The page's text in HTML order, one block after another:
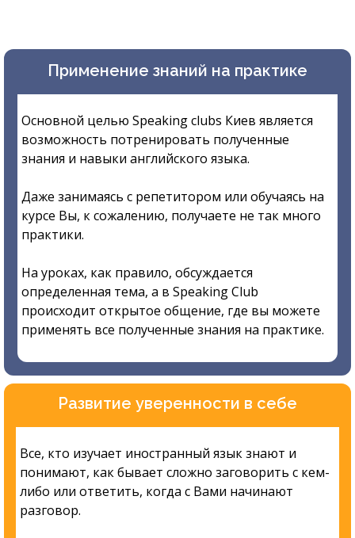
Применение знаний на практике
Основной целью Speaking clubs Киев является
возможность потренировать полученные
знания и навыки английского языка.
Даже занимаясь с репетитором или обучаясь на
курсе Вы, к сожалению, получаете не так много
практики.
На уроках, как правило, обсуждается
определенная тема, а в Speaking Club
происходит открытое общение, где вы можете
применять все полученные знания на практике.
Развитие уверенности в себе
Все, кто изучает иностранный язык знают и
понимают, как бывает сложно заговорить с кем-
либо или ответить, когда с Вами начинают
разговор.